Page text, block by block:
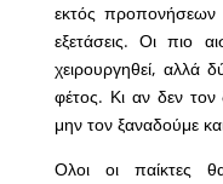
εκτός προπονήσεων
εξετάσεις. Οι πιο
χειρουργηθεί, αλλά
φέτος. Κι αν δεν
μην τον ξαναδούμε
Ολοι οι παίκτες